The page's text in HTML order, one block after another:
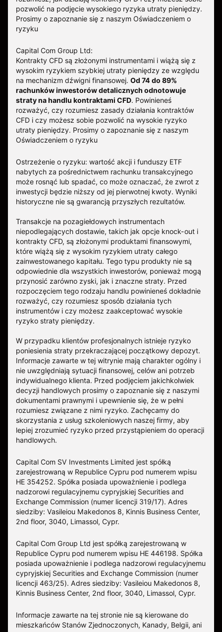
pozwolić na podjęcie wysokiego ryzyka utraty pieniędzy.
Prosimy o zapoznanie się z naszym Oświadczeniem o
ryzyku
Capital Com Group Ltd:
Kontrakty CFD są złożonymi instrumentami i wiążą się z
wysokim ryzykiem szybkiej utraty pieniędzy ze względu
na mechanizm dźwigni finansowej. Od 74 do 89%
rachunków inwestorów detalicznych odnotowuje
straty na handlu kontraktami CFD. Powinieneś
rozważyć, czy rozumiesz zasady działania kontraktów
CFD i czy możesz sobie pozwolić na wysokie ryzyko
utraty pieniędzy. Prosimy o zapoznanie się z naszym
Oświadczeniem o ryzyku
Ostrzeżenie o ryzyku: wartość akcji i funduszy ETF
nabytych za pośrednictwem rachunku transakcyjnego
może rosnąć lub spadać, co może oznaczać, że zwrot z
inwestycji będzie niższy od jej pierwotnej kwoty. Wyniki
historyczne nie są gwarancją przyszłych rezultatów.
Transakcje na pozagiełdowych instrumentach
niepodlegających dostawie, takich jak opcje knock-out i
kontrakty CFD, są złożonymi produktami finansowymi,
które wiążą się z wysokim ryzykiem utraty całego
zainwestowanego kapitału. Tego typu produkty nie są
odpowiednie dla wszystkich inwestorów, ponieważ mogą
przynosić zarówno zyski, jak i znaczne straty. Przed
rozpoczęciem tego rodzaju handlu powinieneś dokładnie
rozważyć, czy rozumiesz sposób działania tych
instrumentów i czy możesz zaakceptować wysokie
ryzyko straty pieniędzy.
W przypadku klientów profesjonalnych istnieje ryzyko
poniesienia straty przekraczającej początkowy depozyt.
Informacje zawarte w tej witrynie mają charakter ogólny i
nie uwzględniają sytuacji finansowej, celów ani potrzeb
indywidualnego klienta. Przed podjęciem jakichkolwiek
decyzji handlowych prosimy o zapoznanie się z naszymi
dokumentami prawnymi i upewnienie się, że w pełni
rozumiesz związane z nimi ryzyko. Zachęcamy do
skorzystania z usług szkoleniowych naszej firmy, aby
lepiej zrozumieć ryzyko przed przystąpieniem do operacji
handlowych.
Capital Com SV Investments Limited jest spółką
zarejestrowaną w Republice Cypru pod numerem wpisu
HE 354252. Spółka posiada upoważnienie i podlega
nadzorowi regulacyjnemu cypryjskiej Securities and
Exchange Commission (numer licencji 319/17). Adres
siedziby: Vasileiou Makedonos 8, Kinnis Business Center,
2nd floor, 3040, Limassol, Cypr.
Capital Com Group Ltd jest spółką zarejestrowaną w
Republice Cypru pod numerem wpisu ΗΕ 446198. Spółka
posiada upoważnienie i podlega nadzorowi regulacyjnemu
cypryjskiej Securities and Exchange Commission (numer
licencji 463/25). Adres siedziby: Vasileiou Makedonos 8,
Kinnis Business Center, 2nd floor, 3040, Limassol, Cypr.
Informacje zawarte na tej stronie nie są kierowane do
mieszkańców Stanów Zjednoczonych, Kanady, Belgii, ani